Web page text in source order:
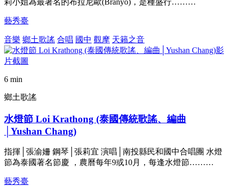
莉小姐為最著名的布拉尼歐(Branyo)，是種盛行………
藝秀臺
音樂 鄉土歌謠 合唱 國中 觀摩 天籟之音
6 min
鄉土歌謠
水燈節 Loi Krathong (泰國傳統歌謠、編曲
│Yushan Chang)
指揮│張渝姍 鋼琴│張莉宜 演唱│南投縣民和國中合唱團 水燈
節為泰國著名節慶 ，農曆每年9或10月，每逢水燈節………
藝秀臺